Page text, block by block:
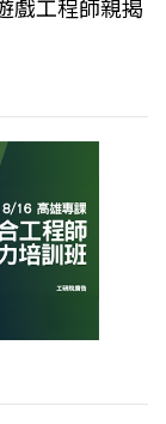
戲工程師親揭